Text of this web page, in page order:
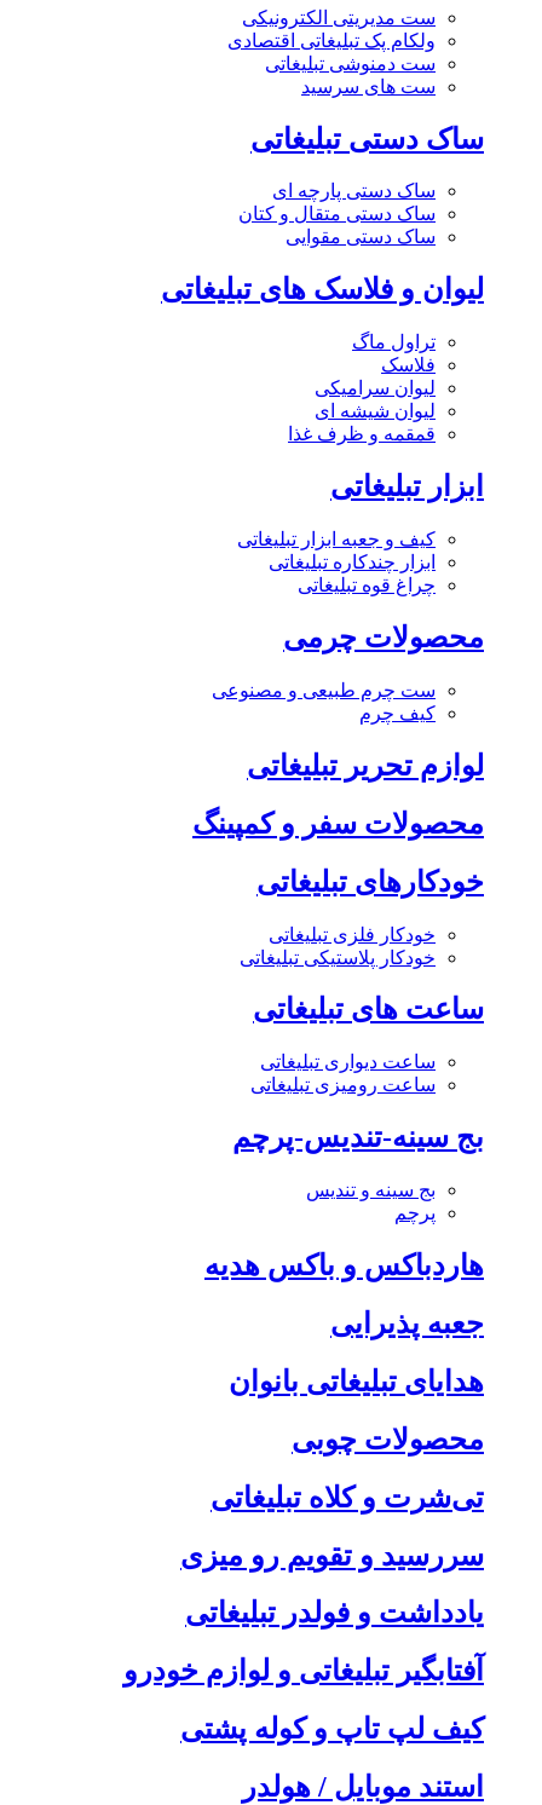
ست مدیریتی الکترونیکی
ولکام پک تبلیغاتی اقتصادی
ست دمنوشی تبلیغاتی
ست های سرسید
ساک دستی تبلیغاتی
ساک دستی پارچه ای
ساک دستی متقال و کتان
ساک دستی مقوایی
لیوان و فلاسک های تبلیغاتی
تراول ماگ
فلاسک
لیوان سرامیکی
لیوان شیشه ای
قمقمه و ظرف غذا
ابزار تبلیغاتی
کیف و جعبه ابزار تبلیغاتی
ابزار چندکاره تبلیغاتی
چراغ قوه تبلیغاتی
محصولات چرمی
ست چرم طبیعی و مصنوعی
کیف چرم
لوازم تحریر تبلیغاتی
محصولات سفر و کمپینگ
خودکارهای تبلیغاتی
خودکار فلزی تبلیغاتی
خودکار پلاستیکی تبلیغاتی
ساعت های تبلیغاتی
ساعت دیواری تبلیغاتی
ساعت رومیزی تبلیغاتی
بج سینه-تندیس-پرچم
بج سینه و تندیس
پرچم
هاردباکس و باکس هدیه
جعبه پذیرایی
هدایای تبلیغاتی بانوان
محصولات چوبی
تی‌شرت و کلاه تبلیغاتی
سررسید و تقویم رو میزی
یادداشت و فولدر تبلیغاتی
آفتابگیر تبلیغاتی و لوازم خودرو
کیف لپ تاپ و کوله پشتی
استند موبایل / هولدر